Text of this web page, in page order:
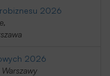
2026
2026